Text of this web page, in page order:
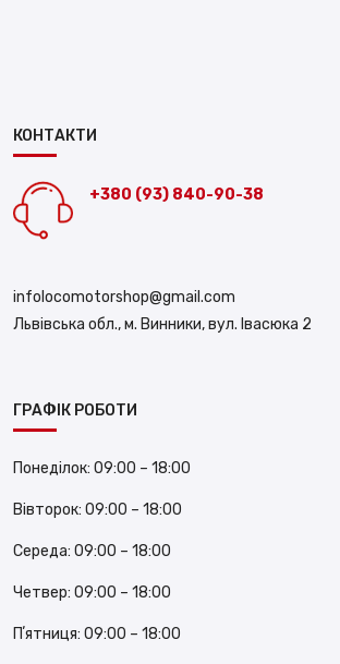
ГРАФІК РОБОТИ
Понеділок: 09:00 – 18:00
Вівторок: 09:00 – 18:00
Середа: 09:00 – 18:00
Четвер: 09:00 – 18:00
Пʼятниця: 09:00 – 18:00
КОНТАКТИ
+380 (93) 840-90-38
infolocomotorshop@gmail.com
Львівська обл., м. Винники, вул. Івасюка 2